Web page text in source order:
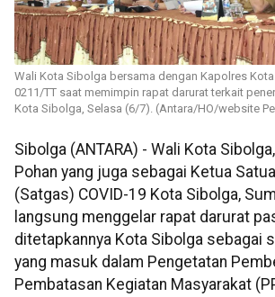
Wali Kota Sibolga bersama dengan Kapolres
0211/TT saat memimpin rapat darurat terkait
Kota Sibolga, Selasa (6/7). (Antara/HO/website
Sibolga (ANTARA) - Wali Kota
Pohan yang juga sebagai Ketua
(Satgas) COVID-19 Kota Sibolga,
langsung menggelar rapat darurat
ditetapkannya Kota Sibolga sebagai
yang masuk dalam Pengetatan
Pembatasan Kegiatan Masyarakat